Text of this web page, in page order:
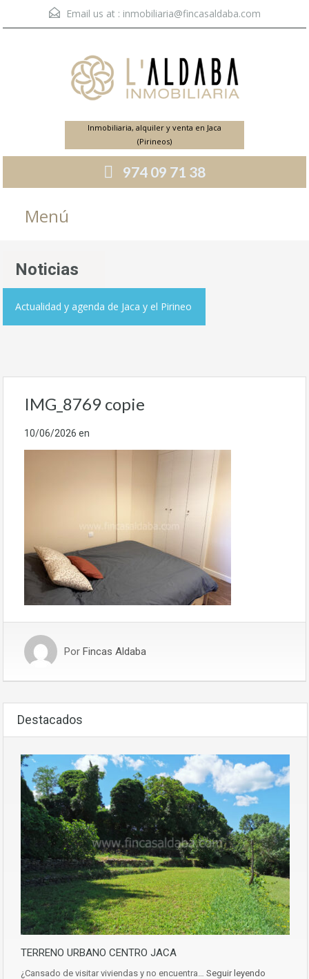
Email us at : inmobiliaria@fincasaldaba.com
Inmobiliaria, alquiler y venta en Jaca
(Pirineos)
974 09 71 38
Menú
Noticias
Actualidad y agenda de Jaca y el Pirineo
IMG_8769 copie
10/06/2026 en
Por Fincas Aldaba
Destacados
TERRENO URBANO CENTRO JACA
¿Cansado de visitar viviendas y no encuentra… Seguir leyendo